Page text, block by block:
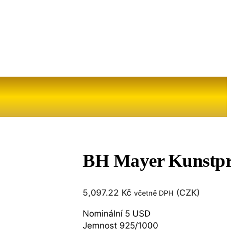
BH Mayer
5,097.22 Kč včetně DPH (CZK)
Nominální 5 USD
Jemnost 925/1000